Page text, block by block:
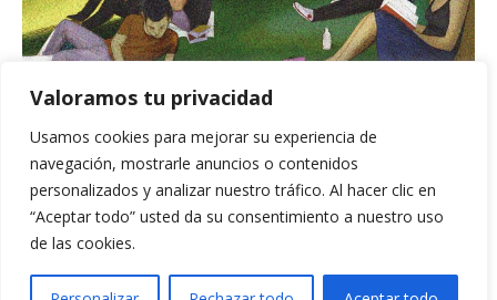
Valoramos tu privacidad
Usamos cookies para mejorar su experiencia de
navegación, mostrarle anuncios o contenidos
personalizados y analizar nuestro tráfico. Al hacer clic en
“Aceptar todo” usted da su consentimiento a nuestro uso
de las cookies.
BUSCADOR